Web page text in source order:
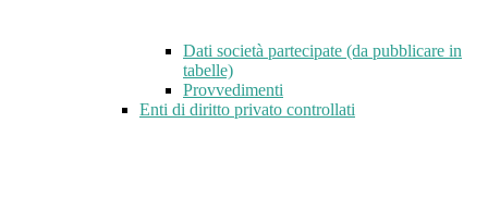
Dati società partecipate (da pubblicare in
tabelle)
Provvedimenti
Enti di diritto privato controllati